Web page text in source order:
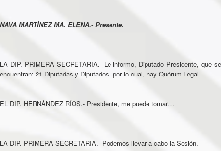
NAVA MARTÍNEZ MA. ELENA.- Presente.
LA DIP. PRIMERA SECRETARIA.- Le informo, Diputado Presidente, que se
encuentran: 21 Diputadas y Diputados; por lo cual, hay Quórum Legal…
EL DIP. HERNÁNDEZ RÍOS.- Presidente, me puede tomar…
LA DIP. PRIMERA SECRETARIA.- Podemos llevar a cabo la Sesión.